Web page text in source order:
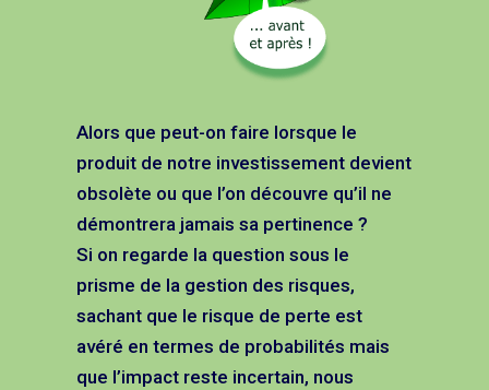
Alors que peut-on faire lorsque le
produit de notre investissement devient
obsolète ou que l’on découvre qu’il ne
démontrera jamais sa pertinence ?
Si on regarde la question sous le
prisme de la gestion des risques,
sachant que le risque de perte est
avéré en termes de probabilités mais
que l’impact reste incertain, nous